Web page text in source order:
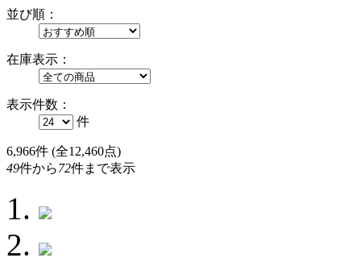
並び順：
在庫表示：
表示件数：
件
6,966件 (全12,460点)
49件から72件まで表示